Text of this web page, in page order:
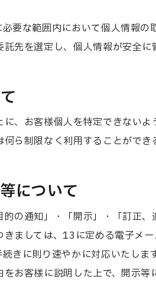
要な範囲内において個人情報
先を選定し、個人情報が安全に
、お客様個人を特定できない
ら制限なく利用することができ
について
の通知」・「開示」・「訂正
ましては、13に定める電子メ
きに則り速やかに対応いたし
お客様に説明した上で、開示等